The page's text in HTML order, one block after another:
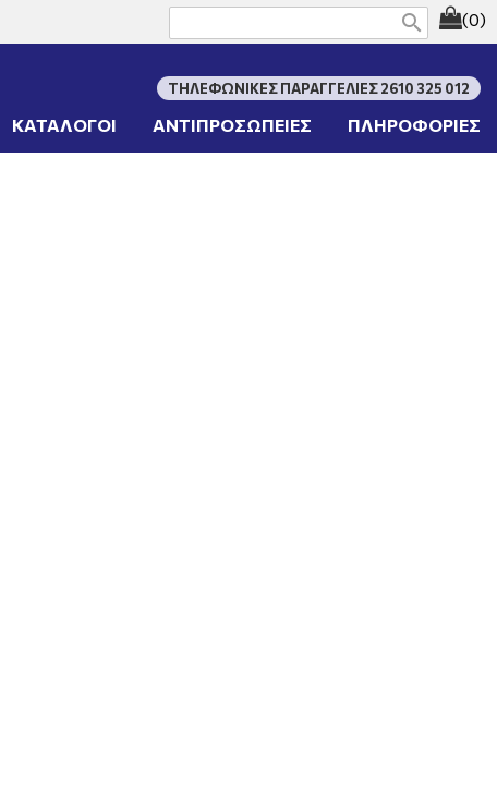
(0)
search
ΤΗΛΕΦΩΝΙΚΕΣ ΠΑΡΑΓΓΕΛΙΕΣ 2610 325 012
ΚΑΤΑΛΟΓΟΙ ΑΝΤΙΠΡΟΣΩΠΕΙΕΣ ΠΛΗΡΟΦΟΡΙΕΣ